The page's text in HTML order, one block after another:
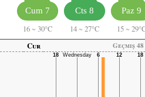
Cum 7
16 ~ 30°C
Cts 8
14 ~ 27°C
Paz 9
15 ~
Cur
Geçmiş